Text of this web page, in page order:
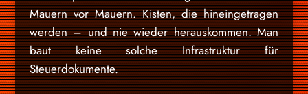
Mauern vor Mauern. Kisten, die hineingetragen
werden – und nie wieder herauskommen. Man
baut keine solche Infrastruktur für
Steuerdokumente.